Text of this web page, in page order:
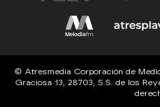
© Atresmedia Corporación de
Graciosa 13, 28703, S.S. de los